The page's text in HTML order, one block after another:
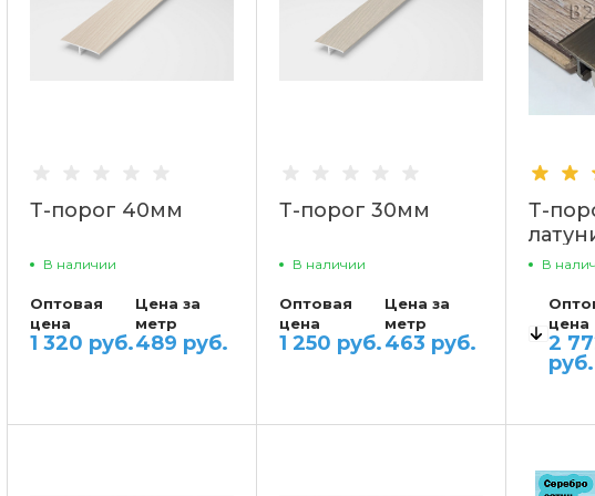
Т-порог 40мм
В наличии
Оптовая
цена
1 320 руб.
Цена за
метр
489 руб.
Т-порог 30мм
В наличии
Оптовая
цена
1 250 руб.
Цена за
метр
463 руб.
Т-
В
от 101
цена
2
руб.